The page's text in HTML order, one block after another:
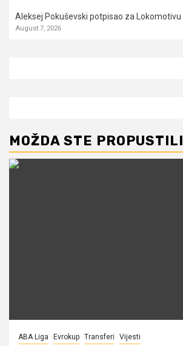
Aleksej Pokuševski potpisao za Lokomotivu
August 7, 2026
MOŽDA STE PROPUSTILI
ABA Liga Evrokup Transferi Vijesti